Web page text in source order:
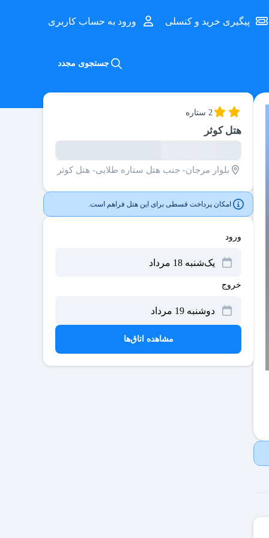
پیگیری خرید و کنسلی ورود به حساب کاربری
جستجوی مجدد
2 ستاره
هتل کوثر
بلوار مرجان- جنب هتل ستاره طلایی- هتل کوثر
امکان پرداخت قسطی برای این هتل فراهم است.
ورود
خروج
مشاهده اتاق‌ها